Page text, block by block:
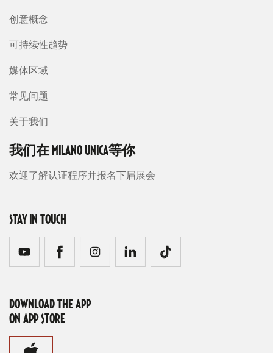
创意概念
可持续性趋势
媒体区域
常见问题
关于我们
我们在 MILANO UNICA等你
欢迎了解认证程序并报名下届展会
STAY IN TOUCH
DOWNLOAD THE APP
ON APP STORE